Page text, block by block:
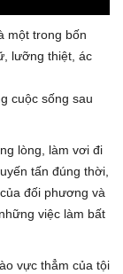
một trong bốn
lưỡng thiệt, ác
cuộc sống sau
lòng, làm vơi đi
tấn đúng thời,
đối phương và
việc làm bất
vực thẳm của tội